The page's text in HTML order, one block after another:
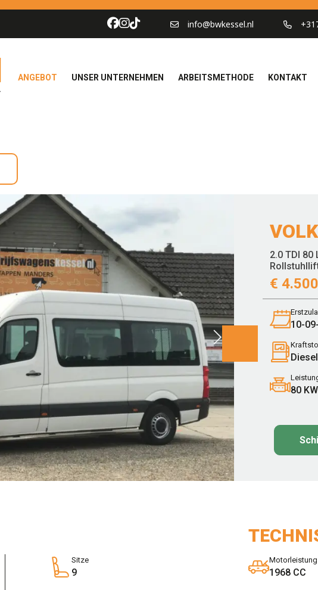
info@bwkessel.nl
ANGEBOT UNSER UNTERNEHMEN ARBEITSMETHODE KONTAKT
2.0 TDI
€
10-
Diesel
80
Sitze
9
Motorleistung
1968 CC